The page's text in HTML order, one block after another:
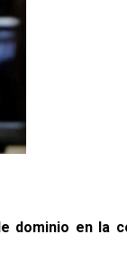
dominio en la